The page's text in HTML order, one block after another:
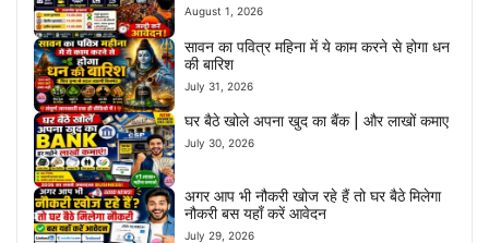
August 1, 2026
सावन का पवित्र महिना में ये काम करने से होगा धन
की बारिश
July 31, 2026
घर बैठे खोले अपना खुद का बैंक | और लाखों कमाए
July 30, 2026
अगर आप भी नौकरी खोज रहे हैं तो घर बैठे मिलेगा
नौकरी बस यहाँ करें आवेदन
July 29, 2026